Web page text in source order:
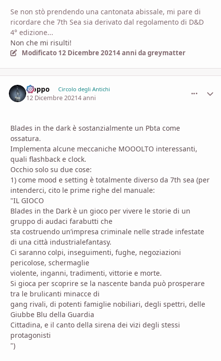
Se non stò prendendo una cantonata abissale, mi pare di
ricordare che 7th Sea sia derivato dal regolamento di D&D
4° edizione...
Non che mi risulti!
Modificato 12 Dicembre 20214 anni da greymatter
Fioppo Circolo degli Antichi
12 Dicembre 20214 anni
Blades in the dark è sostanzialmente un Pbta come
ossatura.
Implementa alcune meccaniche MOOOLTO interessanti,
quali flashback e clock.
Occhio solo su due cose:
1) come mood e setting è totalmente diverso da 7th sea (per
intenderci, cito le prime righe del manuale:
"IL GIOCO
Blades in the Dark è un gioco per vivere le storie di un
gruppo di audaci farabutti che
sta costruendo un’impresa criminale nelle strade infestate
di una città industrialefantasy.
Ci saranno colpi, inseguimenti, fughe, negoziazioni
pericolose, schermaglie
violente, inganni, tradimenti, vittorie e morte.
Si gioca per scoprire se la nascente banda può prosperare
tra le brulicanti minacce di
gang rivali, di potenti famiglie nobiliari, degli spettri, delle
Giubbe Blu della Guardia
Cittadina, e il canto della sirena dei vizi degli stessi
protagonisti
")